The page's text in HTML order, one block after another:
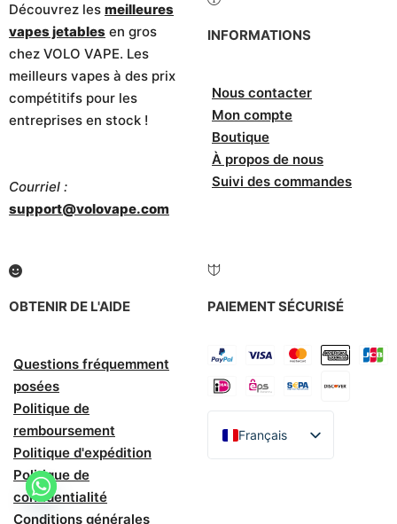
Découvrez les meilleures
vapes jetables en gros
chez VOLO VAPE. Les
meilleurs vapes à des prix
compétitifs pour les
entreprises en stock !
Courriel :
support@volovape.com
INFORMATIONS
Nous contacter
Mon compte
Boutique
À propos de nous
Suivi des commandes
OBTENIR DE L'AIDE
Questions fréquemment
posées
Politique de
remboursement
Politique d'expédition
Politique de
confidentialité
Conditions générales
PAIEMENT SÉCURISÉ
Français
English